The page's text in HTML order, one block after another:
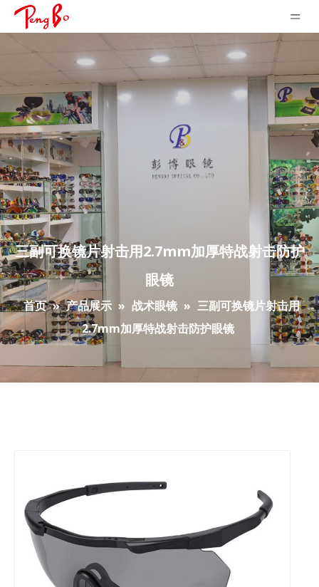
三副可换镜片射击用2.7mm加厚特战射击防护
眼镜
首页 » 产品展示 » 战术眼镜 » 三副可换镜片射击用
2.7mm加厚特战射击防护眼镜